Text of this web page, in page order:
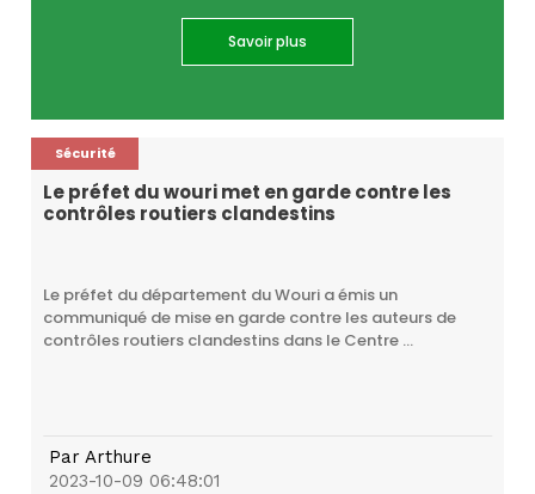
Savoir plus
Sécurité
Le préfet du wouri met en garde contre les
contrôles routiers clandestins
Le préfet du département du Wouri a émis un
communiqué de mise en garde contre les auteurs de
contrôles routiers clandestins dans le Centre ...
ParArthure
2023-10-09 06:48:01